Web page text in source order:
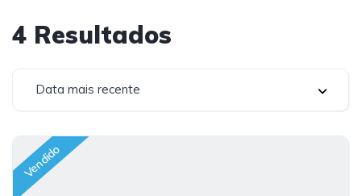
4 Resultados
Data mais recente
Vendido